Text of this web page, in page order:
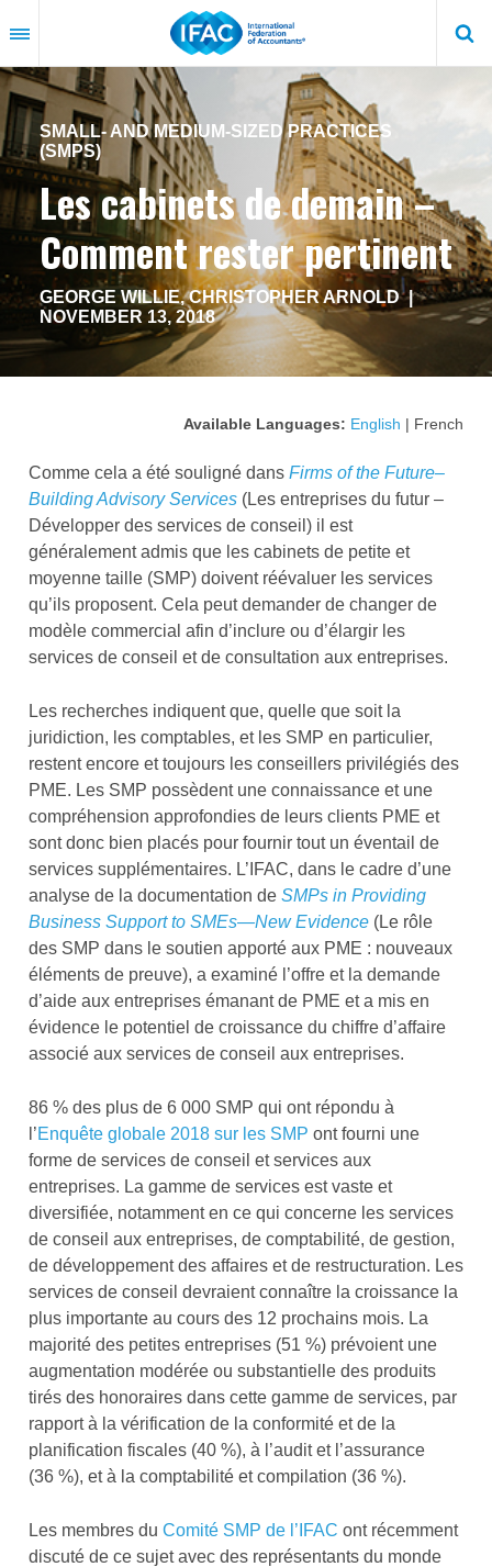
to
content
SMALL- AND MEDIUM-SIZED PRACTICES
(SMPS)
Les cabinets de demain –
Comment rester pertinent
GEORGE WILLIE,CHRISTOPHER ARNOLD|
NOVEMBER 13, 2018
Available Languages: English | French
Comme cela a été souligné dans Firms of the Future–
Building Advisory Services (Les entreprises du futur –
Développer des services de conseil) il est
généralement admis que les cabinets de petite et
moyenne taille (SMP) doivent réévaluer les services
qu’ils proposent. Cela peut demander de changer de
modèle commercial afin d’inclure ou d’élargir les
services de conseil et de consultation aux entreprises.
Les recherches indiquent que, quelle que soit la
juridiction, les comptables, et les SMP en particulier,
restent encore et toujours les conseillers privilégiés des
PME. Les SMP possèdent une connaissance et une
compréhension approfondies de leurs clients PME et
sont donc bien placés pour fournir tout un éventail de
services supplémentaires. L’IFAC, dans le cadre d’une
analyse de la documentation de SMPs in Providing
Business Support to SMEs—New Evidence (Le rôle
des SMP dans le soutien apporté aux PME : nouveaux
éléments de preuve), a examiné l’offre et la demande
d’aide aux entreprises émanant de PME et a mis en
évidence le potentiel de croissance du chiffre d’affaire
associé aux services de conseil aux entreprises.
86 % des plus de 6 000 SMP qui ont répondu à
l’Enquête globale 2018 sur les SMP ont fourni une
forme de services de conseil et services aux
entreprises. La gamme de services est vaste et
diversifiée, notamment en ce qui concerne les services
de conseil aux entreprises, de comptabilité, de gestion,
de développement des affaires et de restructuration. Les
services de conseil devraient connaître la croissance la
plus importante au cours des 12 prochains mois. La
majorité des petites entreprises (51 %) prévoient une
augmentation modérée ou substantielle des produits
tirés des honoraires dans cette gamme de services, par
rapport à la vérification de la conformité et de la
planification fiscales (40 %), à l’audit et l’assurance
(36 %), et à la comptabilité et compilation (36 %).
Les membres du Comité SMP de l’IFAC ont récemment
discuté de ce sujet avec des représentants du monde